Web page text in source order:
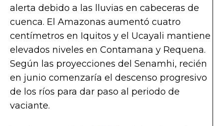
alerta debido a las lluvias en cabeceras de
cuenca. El Amazonas aumentó cuatro
centímetros en Iquitos y el Ucayali mantiene
elevados niveles en Contamana y Requena.
Según las proyecciones del Senamhi, recién
en junio comenzaría el descenso progresivo
de los ríos para dar paso al periodo de
vaciante.